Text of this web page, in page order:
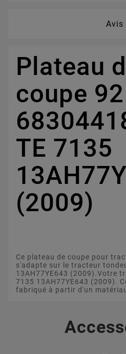
Avis
Plateau
coupe
TE 7135
(2009)
Ce plateau de coupe pour
s'adapte sur le tracteur
13AH77YE643 (2009).Votre
7135 13AH77YE643 (2009).
fabriqué à partir d'un